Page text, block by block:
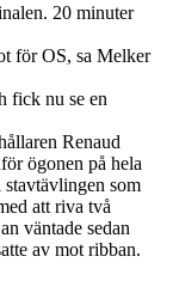
20 minuter
för OS, sa Melker
fick nu se en
Renaud
ögonen på hela
som
att riva två
väntade sedan
av mot ribban.